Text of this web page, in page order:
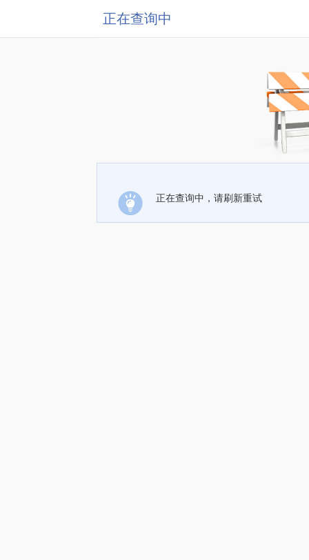
正在查询中
正在查询中，请刷新重试